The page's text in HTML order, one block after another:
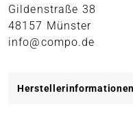
Gildenstraße 38
48157 Münster
info@compo.de
Herstellerinformationen